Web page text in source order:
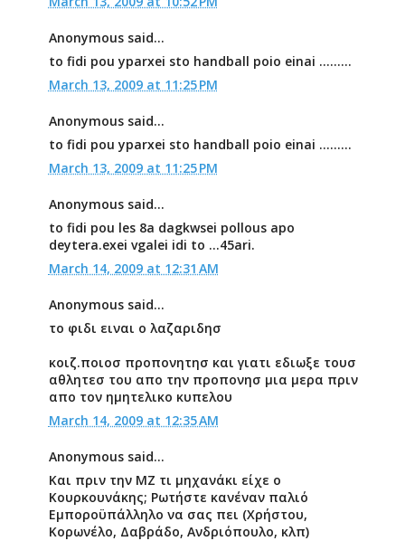
Anonymous said...
to fidi pou yparxei sto handball poio einai .........
March 13, 2009 at 11:25 PM
Anonymous said...
to fidi pou yparxei sto handball poio einai .........
March 13, 2009 at 11:25 PM
Anonymous said...
to fidi pou les 8a dagkwsei pollous apo
deytera.exei vgalei idi to ...45ari.
March 14, 2009 at 12:31 AM
Anonymous said...
το φιδι ειναι ο λαζαριδησ
κοιζ.ποιοσ προπονητησ και γιατι εδιωξε τουσ
αθλητεσ του απο την προπονησ μια μερα πριν
απο τον ημητελικο κυπελου
March 14, 2009 at 12:35 AM
Anonymous said...
Και πριν την ΜΖ τι μηχανάκι είχε ο
Κουρκουνάκης; Ρωτήστε κανέναν παλιό
Εμποροϋπάλληλο να σας πει (Χρήστου,
Κορωνέλο, Δαβράδο, Ανδριόπουλο, κλπ)